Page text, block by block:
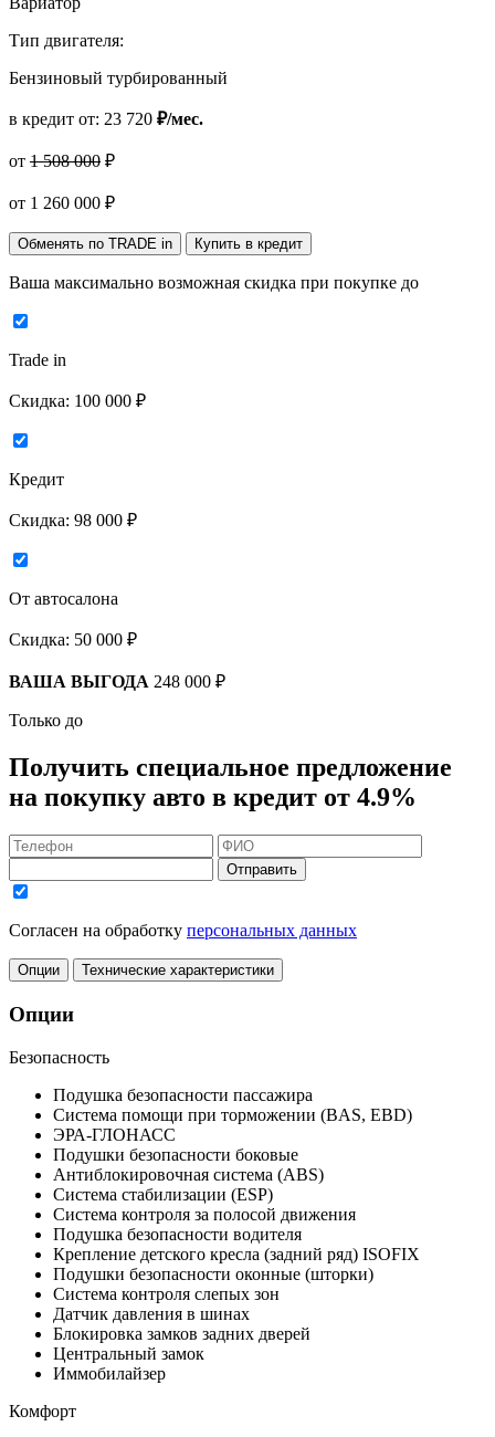
Тип двигателя:
Бензиновый турбированный
в кредит от: 23 720 ₽/мес.
от 1 508 000 ₽
от 1 260 000 ₽
Обменять по TRADE in Купить в кредит
Ваша максимально возможная скидка при покупке до
Trade in
Скидка: 100 000 ₽
Кредит
Скидка: 98 000 ₽
От автосалона
Скидка: 50 000 ₽
ВАША ВЫГОДА 248 000 ₽
Только до
Получить специальное предложение
на покупку авто в кредит от 4.9%
Отправить
Согласен на обработку персональных данных
Опции Технические характеристики
Опции
Безопасность
Подушка безопасности пассажира
Система помощи при торможении (BAS, EBD)
ЭРА-ГЛОНАСС
Подушки безопасности боковые
Антиблокировочная система (ABS)
Система стабилизации (ESP)
Система контроля за полосой движения
Подушка безопасности водителя
Крепление детского кресла (задний ряд) ISOFIX
Подушки безопасности оконные (шторки)
Система контроля слепых зон
Датчик давления в шинах
Блокировка замков задних дверей
Центральный замок
Иммобилайзер
Комфорт